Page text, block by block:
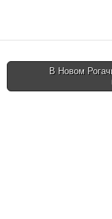
В Новом